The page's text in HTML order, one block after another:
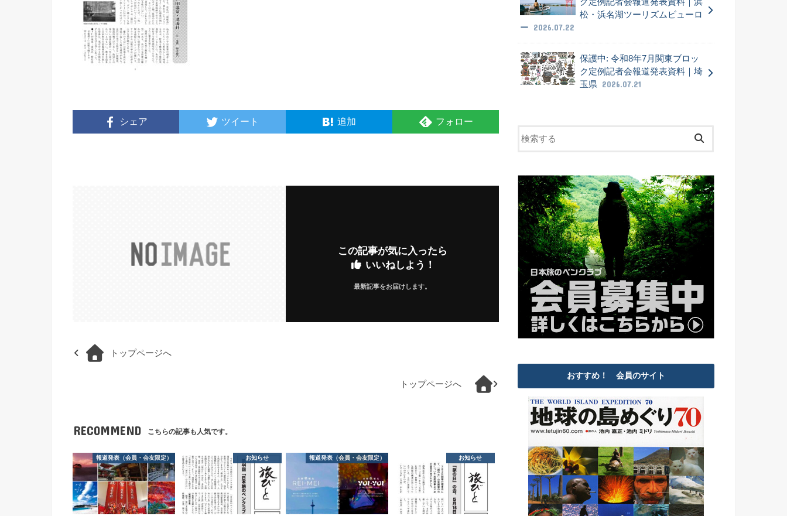
シェア ツイート 追加 フォロー
この記事が気に入ったら
いいねしよう！
最新記事をお届けします。
トップページへ
トップページへ
RECOMMEND こちらの記事も人気です。
報道発表（会員・会友限定） お知らせ 報道発表（会員・会友限定） お知らせ
松・浜名湖ツーリズムビューロ
ー
2026.07.22
保護中: 令和8年7月関東ブロッ
ク定例記者会報道発表資料｜埼
玉県
2026.07.21
おすすめ！ 会員のサイト